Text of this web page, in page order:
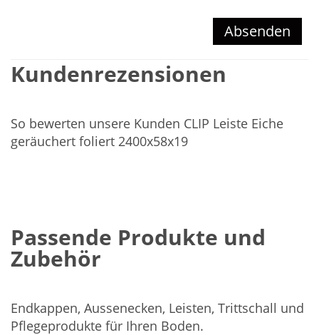
Absenden
Kundenrezensionen
So bewerten unsere Kunden CLIP Leiste Eiche
geräuchert foliert 2400x58x19
Passende Produkte und
Zubehör
Endkappen, Aussenecken, Leisten, Trittschall und
Pflegeprodukte für Ihren Boden.